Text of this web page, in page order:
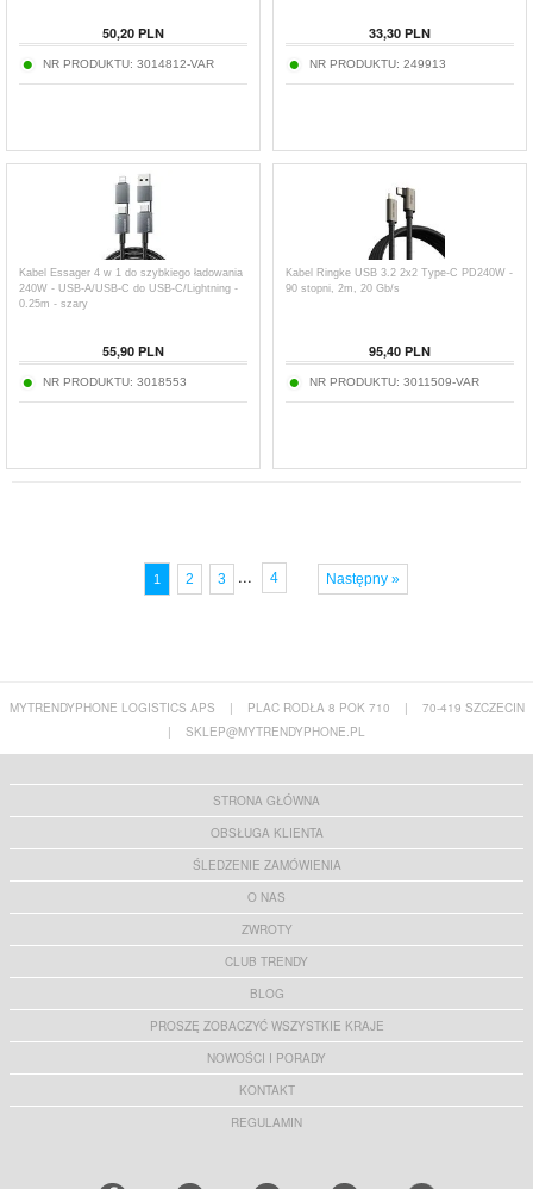
50,20 PLN
NR PRODUKTU: 3014812-VAR
33,30 PLN
NR PRODUKTU: 249913
Kabel Essager 4 w 1 do szybkiego ładowania
240W - USB-A/USB-C do USB-C/Lightning -
0.25m - szary
55,90 PLN
NR PRODUKTU: 3018553
Kabel Ringke USB 3.2 2x2 Type-C PD240W -
90 stopni, 2m, 20 Gb/s
95,40 PLN
NR PRODUKTU: 3011509-VAR
1 2 3 ... 4 Następny »
MYTRENDYPHONE LOGISTICS APS | PLAC RODŁA 8 POK 710 |
70-419 SZCZECIN
|
SKLEP@MYTRENDYPHONE.PL
STRONA GŁÓWNA
OBSŁUGA KLIENTA
ŚLEDZENIE ZAMÓWIENIA
O NAS
ZWROTY
CLUB TRENDY
BLOG
PROSZĘ ZOBACZYĆ WSZYSTKIE KRAJE
NOWOŚCI I PORADY
KONTAKT
REGULAMIN